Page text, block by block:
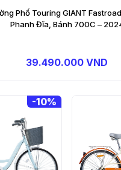
Phố Touring GIANT
Phanh Đĩa, Bánh 700C –
39.490.000 VND
-16%
Xe
Touring
Phanh